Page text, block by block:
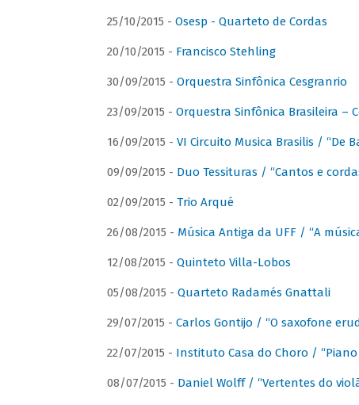
25/10/2015 - Osesp - Quarteto de Cordas
20/10/2015 - Francisco Stehling
30/09/2015 - Orquestra Sinfônica Cesgranrio
23/09/2015 - Orquestra Sinfônica Brasileira –
16/09/2015 - VI Circuito Musica Brasilis / “De
09/09/2015 - Duo Tessituras / “Cantos e
02/09/2015 - Trio Arqué
26/08/2015 - Música Antiga da UFF / “A
12/08/2015 - Quinteto Villa-Lobos
05/08/2015 - Quarteto Radamés Gnattali
29/07/2015 - Carlos Gontijo / “O saxofone
22/07/2015 - Instituto Casa do Choro /
08/07/2015 - Daniel Wolff / “Vertentes do